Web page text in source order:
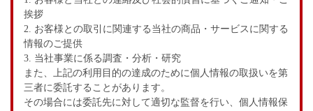
挨拶
2. お客様との取引に関連する当社の商品・サービスに関する
情報のご提供
3. 当社事業に係る調査・分析・研究
また、上記の利用目的の達成のために個人情報の取扱いを第
三者に委託することがあります。
その場合には委託先に対して適切な監督を行い、個人情報保